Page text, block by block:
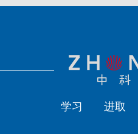
学习 进取